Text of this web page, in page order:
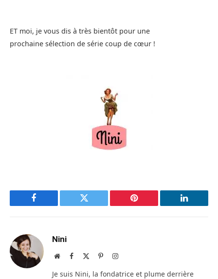
ET moi, je vous dis à très bientôt pour une
prochaine sélection de série coup de cœur !
Facebook Twitter Pinterest LinkedIn
Nini
Site Facebook PinterestInstagram
Je suis Nini, la fondatrice et plume derrière